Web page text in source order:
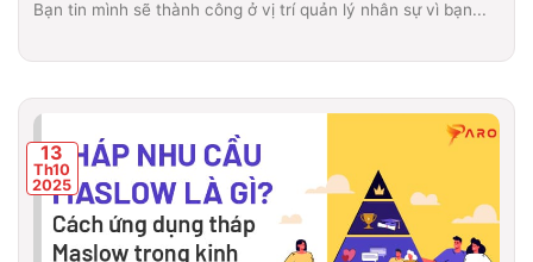
Bạn tin mình sẽ thành công ở vị trí quản lý nhân sự vì bạn...
13
Th10
2025